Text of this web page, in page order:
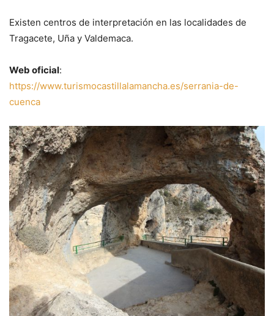
Existen centros de interpretación en las localidades de
Tragacete, Uña y Valdemaca.
Web oficial:
https://www.turismocastillalamancha.es/serrania-de-
cuenca